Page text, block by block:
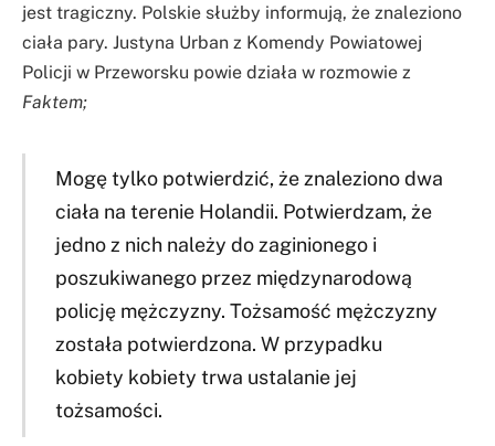
jest tragiczny. Polskie służby informują, że znaleziono
ciała pary. Justyna Urban z Komendy Powiatowej
Policji w Przeworsku powie działa w rozmowie z
Faktem;
Mogę tylko potwierdzić, że znaleziono dwa
ciała na terenie Holandii. Potwierdzam, że
jedno z nich należy do zaginionego i
poszukiwanego przez międzynarodową
policję mężczyzny. Tożsamość mężczyzny
została potwierdzona. W przypadku
kobiety kobiety trwa ustalanie jej
tożsamości.